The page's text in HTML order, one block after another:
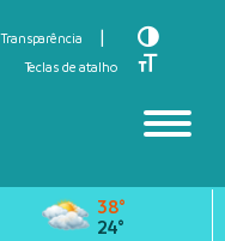
Transparência
Teclas de atalho
Toggle
Toggle
38°
24°